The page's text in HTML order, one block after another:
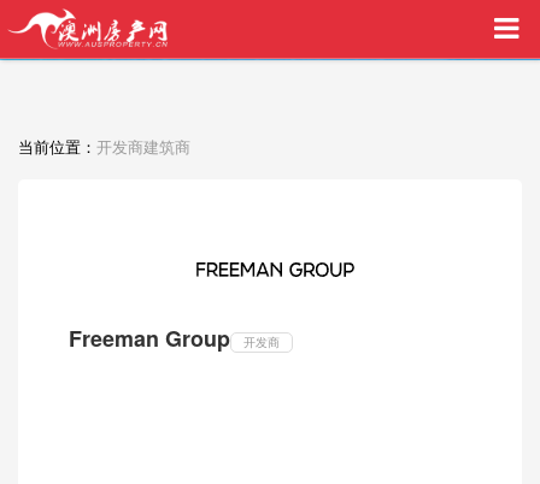
买家中介VIP服务，助您安心购房
当前位置： 开发商建筑商
Freeman Group 开发商